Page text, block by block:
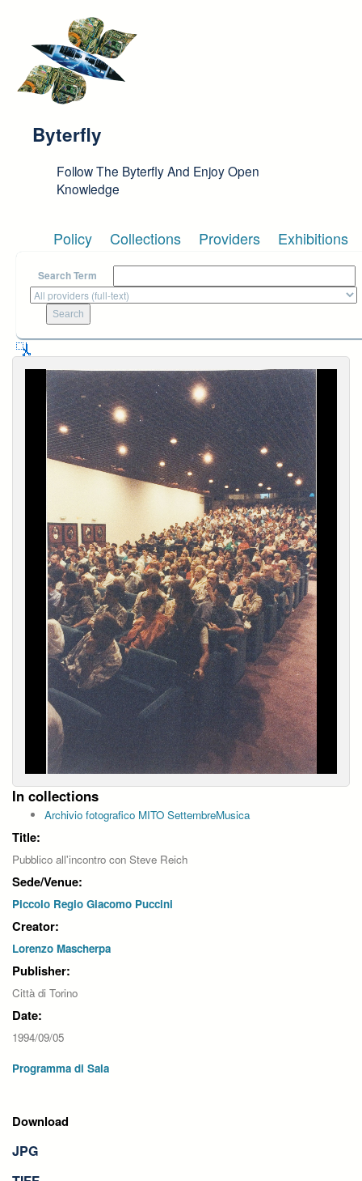
Byterfly
Follow The Byterfly And Enjoy Open
Knowledge
Policy Collections Providers Exhibitions
Search Term
In collections
Archivio fotografico MITO SettembreMusica
Title:
Pubblico all'incontro con Steve Reich
Sede/Venue:
Piccolo Regio Giacomo Puccini
Creator:
Lorenzo Mascherpa
Publisher:
Città di Torino
Date:
1994/09/05
Programma di Sala
Download
JPG